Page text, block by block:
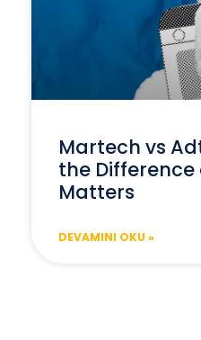
Martech vs
the Difference
Matters
DEVAMINI OKU »